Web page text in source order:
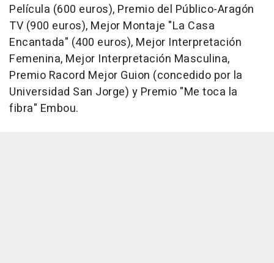
Película (600 euros), Premio del Público-Aragón
TV (900 euros), Mejor Montaje "La Casa
Encantada" (400 euros), Mejor Interpretación
Femenina, Mejor Interpretación Masculina,
Premio Racord Mejor Guion (concedido por la
Universidad San Jorge) y Premio "Me toca la
fibra" Embou.